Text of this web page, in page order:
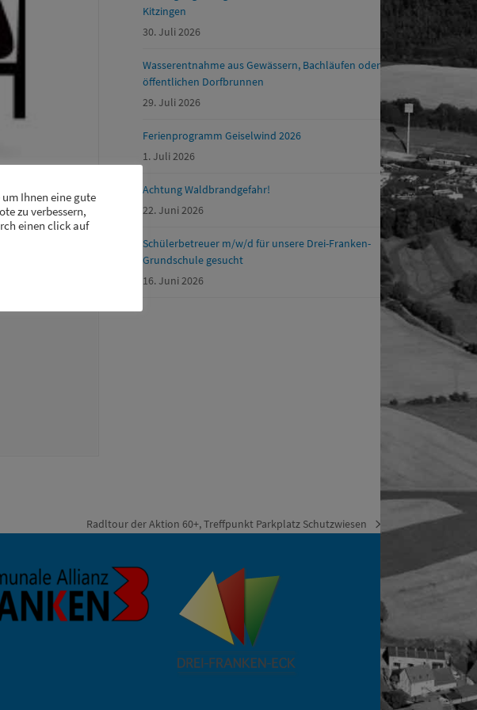
Kitzingen
30. Juli 2026
Wasserentnahme aus Gewässern, Bachläufen oder
öffentlichen Dorfbrunnen
29. Juli 2026
Ferienprogramm Geiselwind 2026
1. Juli 2026
Achtung Waldbrandgefahr!
22. Juni 2026
Schülerbetreuer m/w/d für unsere Drei-Franken-
Grundschule gesucht
16. Juni 2026
Nächster
Radltour der Aktion 60+, Treffpunkt Parkplatz Schutzwiesen
Ihnen eine gute
zu verbessern,
einen click auf